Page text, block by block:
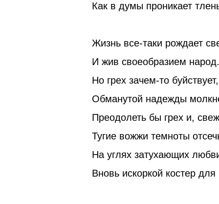
Как в думы проникает
Жизнь все-таки рождает
И жив своеобразием народ.
Но грех зачем-то
Обманутой надежды
Преодолеть бы грех и,
Тугие вожжи темноты
На углях затухающих
Вновь искоркой костер для